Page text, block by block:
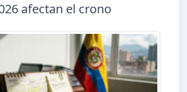
afectan el crono